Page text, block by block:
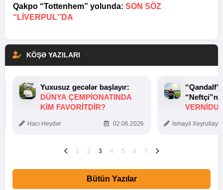
Qakpo “Tottenhem” yolunda: SON SÖZ
“LIVERPUL”DA
KÖŞƏ YAZILARI
Yuxusuz gecələr başlayır:
DÜNYA ÇEMPIONATINDA
KIM FAVORITDIR?
Hacı Heydər 02.06.2026 İsmayıl
1 2 3 4 5 6 7
Bütün Yazılar